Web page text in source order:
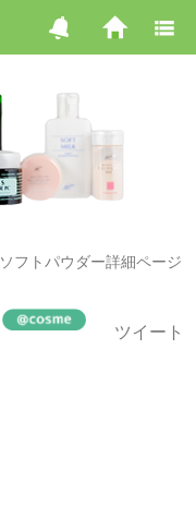
ソフトパウダー詳細ページ
ツイート